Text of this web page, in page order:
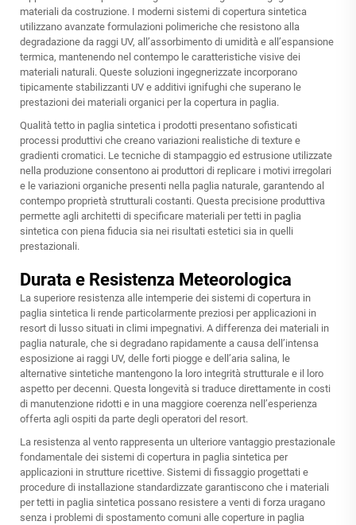
materiali da costruzione. I moderni sistemi di copertura sintetica
utilizzano avanzate formulazioni polimeriche che resistono alla
degradazione da raggi UV, all’assorbimento di umidità e all’espansione
termica, mantenendo nel contempo le caratteristiche visive dei
materiali naturali. Queste soluzioni ingegnerizzate incorporano
tipicamente stabilizzanti UV e additivi ignifughi che superano le
prestazioni dei materiali organici per la copertura in paglia.
Qualità tetto in paglia sintetica i prodotti presentano sofisticati
processi produttivi che creano variazioni realistiche di texture e
gradienti cromatici. Le tecniche di stampaggio ed estrusione utilizzate
nella produzione consentono ai produttori di replicare i motivi irregolari
e le variazioni organiche presenti nella paglia naturale, garantendo al
contempo proprietà strutturali costanti. Questa precisione produttiva
permette agli architetti di specificare materiali per tetti in paglia
sintetica con piena fiducia sia nei risultati estetici sia in quelli
prestazionali.
Durata e Resistenza Meteorologica
La superiore resistenza alle intemperie dei sistemi di copertura in
paglia sintetica li rende particolarmente preziosi per applicazioni in
resort di lusso situati in climi impegnativi. A differenza dei materiali in
paglia naturale, che si degradano rapidamente a causa dell’intensa
esposizione ai raggi UV, delle forti piogge e dell’aria salina, le
alternative sintetiche mantengono la loro integrità strutturale e il loro
aspetto per decenni. Questa longevità si traduce direttamente in costi
di manutenzione ridotti e in una maggiore coerenza nell’esperienza
offerta agli ospiti da parte degli operatori del resort.
La resistenza al vento rappresenta un ulteriore vantaggio prestazionale
fondamentale dei sistemi di copertura in paglia sintetica per
applicazioni in strutture ricettive. Sistemi di fissaggio progettati e
procedure di installazione standardizzate garantiscono che i materiali
per tetti in paglia sintetica possano resistere a venti di forza uragano
senza i problemi di spostamento comuni alle coperture in paglia